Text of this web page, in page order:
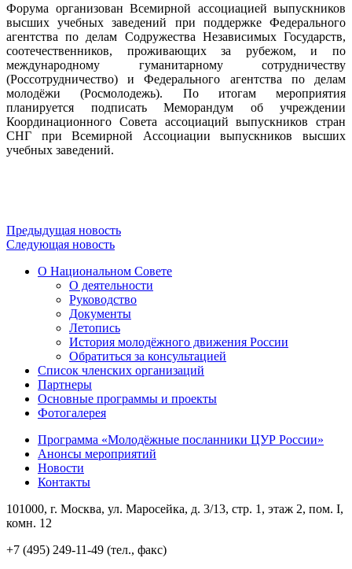
Форума организован Всемирной ассоциацией выпускников
высших учебных заведений при поддержке Федерального
агентства по делам Содружества Независимых Государств,
соотечественников, проживающих за рубежом, и по
международному гуманитарному сотрудничеству
(Россотрудничество) и Федерального агентства по делам
молодёжи (Росмолодежь). По итогам мероприятия
планируется подписать Меморандум об учреждении
Координационного Совета ассоциаций выпускников стран
СНГ при Всемирной Ассоциации выпускников высших
учебных заведений.
Предыдущая новость
Следующая новость
О Национальном Совете
О деятельности
Руководство
Документы
Летопись
История молодёжного движения России
Обратиться за консультацией
Список членских организаций
Партнеры
Основные программы и проекты
Фотогалерея
Программа «Молодёжные посланники ЦУР России»
Анонсы мероприятий
Новости
Контакты
101000, г. Москва, ул. Маросейка, д. 3/13, стр. 1, этаж 2, пом. I,
комн. 12
+7 (495) 249-11-49 (тел., факс)